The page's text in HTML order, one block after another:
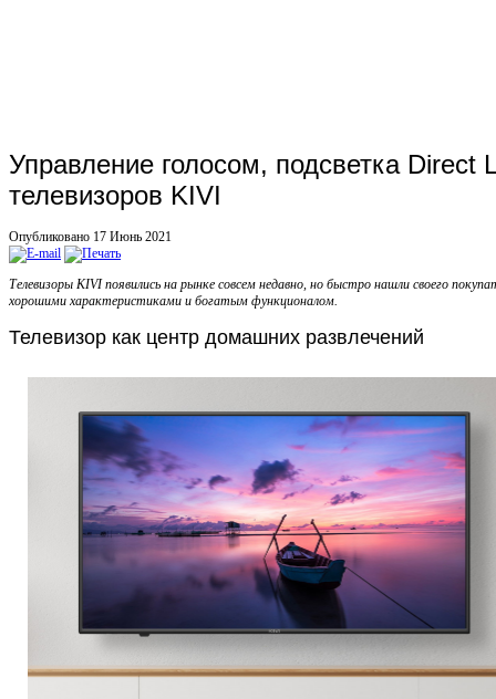
Управление голосом, подсветка Direct
телевизоров KIVI
Опубликовано 17 Июнь 2021
Телевизоры KIVI появились на рынке совсем недавно, но быстро нашли своего
хорошими характеристиками и богатым функционалом.
Телевизор как центр домашних развлечений